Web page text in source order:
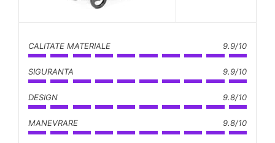
CALITATE MATERIALE 9.9/10
SIGURANTA 9.9/10
DESIGN 9.8/10
MANEVRARE 9.8/10